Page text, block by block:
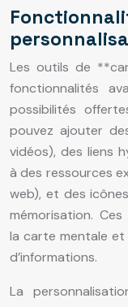
Les outils de
fonctionnalités
possibilités
pouvez ajouter
vidéos), des liens
à des ressources
web), et des
mémorisation.
la carte mentale
d’informations.
La